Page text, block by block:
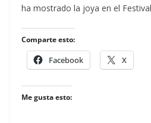
ha mostrado la joya en el
Comparte esto:
Facebook X
Me gusta esto: